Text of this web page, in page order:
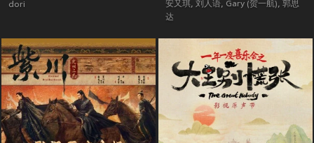
dori 安又琪, 刘人语, Gary (贺一航), 郭思
达